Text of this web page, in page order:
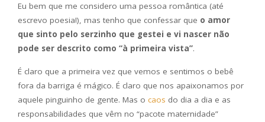
Eu bem que me considero uma pessoa romântica (até
escrevo poesia!), mas tenho que confessar que o amor
que sinto pelo serzinho que gestei e vi nascer não
pode ser descrito como “à primeira vista”.
É claro que a primeira vez que vemos e sentimos o bebê
fora da barriga é mágico. É claro que nos apaixonamos por
aquele pinguinho de gente. Mas o caos do dia a dia e as
responsabilidades que vêm no “pacote maternidade”